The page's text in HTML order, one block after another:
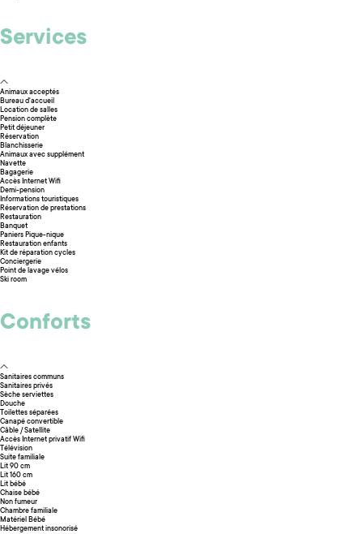
Services
Animaux acceptés
Bureau d'accueil
Location de salles
Pension complète
Petit déjeuner
Réservation
Blanchisserie
Animaux avec supplément
Navette
Bagagerie
Accès Internet Wifi
Demi-pension
Informations touristiques
Réservation de prestations
Restauration
Banquet
Paniers Pique-nique
Restauration enfants
Kit de réparation cycles
Conciergerie
Point de lavage vélos
Ski room
Conforts
Sanitaires communs
Sanitaires privés
Sèche serviettes
Douche
Toilettes séparées
Canapé convertible
Câble / Satellite
Accès Internet privatif Wifi
Télévision
Suite familiale
Lit 90 cm
Lit 160 cm
Lit bébé
Chaise bébé
Non fumeur
Chambre familiale
Matériel Bébé
Hébergement insonorisé